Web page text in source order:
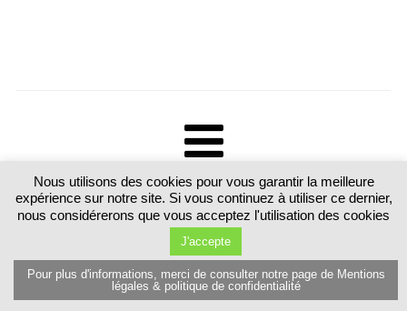
Tous droits réservés. Martine Luttringer 15 route de Sarrebourg 57370
Schalbach. France T.+33 (0)6 89 77 80 81
Nous utilisons des cookies pour vous garantir la meilleure
expérience sur notre site. Si vous continuez à utiliser ce dernier,
nous considérerons que vous acceptez l'utilisation des cookies
J'accepte
Pour plus d'informations, merci de consulter notre page de Mentions
légales & politique de confidentialité